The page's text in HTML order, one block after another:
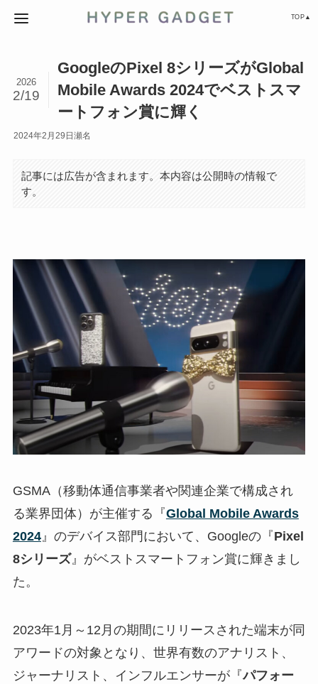
TOP▲
GoogleのPixel 8シリーズがGlobal
Mobile Awards 2024でベストスマ
ートフォン賞に輝く
2026
2/19
2024年2月29日 瀬名
記事には広告が含まれます。本内容は公開時の情報で
す。
GSMA（移動体通信事業者や関連企業で構成され
る業界団体）が主催する『Global Mobile Awards
2024』のデバイス部門において、Googleの『Pixel
8シリーズ』がベストスマートフォン賞に輝きまし
た。
2023年1月～12月の期間にリリースされた端末が同
アワードの対象となり、世界有数のアナリスト、
ジャーナリスト、インフルエンサーが『パフォー